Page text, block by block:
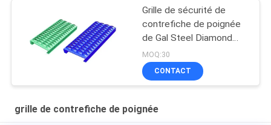
Grille de sécurité de
contrefiche de poignée
de Gal Steel Diamond
Non Slip pour des
passages couverts
MOQ:30
CONTACT
grille de contrefiche de poignée